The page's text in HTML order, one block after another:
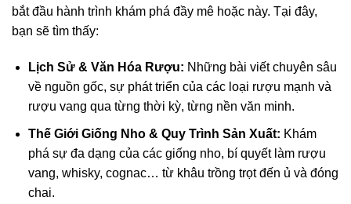
bắt đầu hành trình khám phá đầy mê hoặc này. Tại đây,
bạn sẽ tìm thấy:
Lịch Sử & Văn Hóa Rượu: Những bài viết chuyên sâu
về nguồn gốc, sự phát triển của các loại rượu mạnh và
rượu vang qua từng thời kỳ, từng nền văn minh.
Thế Giới Giống Nho & Quy Trình Sản Xuất: Khám
phá sự đa dạng của các giống nho, bí quyết làm rượu
vang, whisky, cognac… từ khâu trồng trọt đến ủ và đóng
chai.